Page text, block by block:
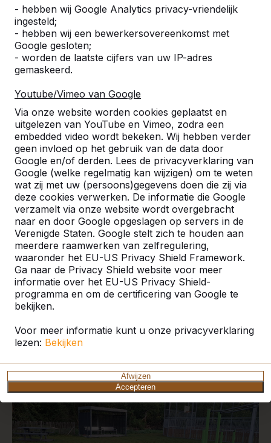
- hebben wij Google Analytics privacy-vriendelijk
ingesteld;
- hebben wij een bewerkersovereenkomst met
Google gesloten;
- worden de laatste cijfers van uw IP-adres
gemaskeerd.
Youtube/Vimeo van Google
Via onze website worden cookies geplaatst en
uitgelezen van YouTube en Vimeo, zodra een
embedded video wordt bekeken. Wij hebben verder
geen invloed op het gebruik van de data door
Google en/of derden. Lees de privacyverklaring van
Google (welke regelmatig kan wijzigen) om te weten
wat zij met uw (persoons)gegevens doen die zij via
deze cookies verwerken. De informatie die Google
verzamelt via onze website wordt overgebracht
naar en door Google opgeslagen op servers in de
Verenigde Staten. Google stelt zich te houden aan
meerdere raamwerken van zelfregulering,
waaronder het EU-US Privacy Shield Framework.
Ga naar de Privacy Shield website voor meer
informatie over het EU-US Privacy Shield-
programma en om de certificering van Google te
bekijken.
Voor meer informatie kunt u onze privacyverklaring
lezen: Bekijken
Afwijzen
Accepteren
Pingpongtafels -->
Een speltafel voor oneindig
buitenspeelplezier:
weerbestendig, oerdegelijk en
daarom dus een duurzame
keuze.
Voetvolleybal is een
van tafeltennis en
op een schoolplein,
openbare ruimte.
Recente plaatsingen en